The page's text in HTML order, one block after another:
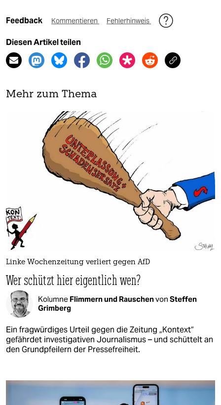
Feedback Kommentieren Fehlerhinweis
Diesen Artikel teilen
Mehr zum Thema
Linke Wochenzeitung verliert gegen AfD
Wer schützt hier eigentlich wen?
Kolumne Flimmern und Rauschenvon Steffen
Grimberg
Ein fragwürdiges Urteil gegen die Zeitung „Kontext“
gefährdet investigativen Journalismus – und schüttelt an
den Grundpfeilern der Pressefreiheit.